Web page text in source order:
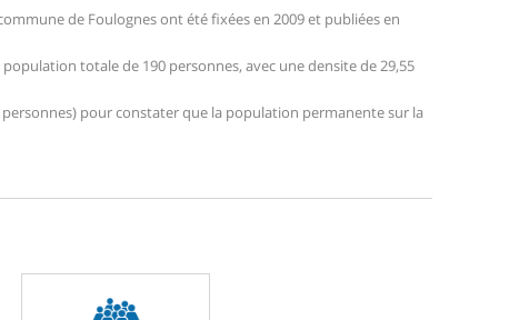
de Foulognes ont été fixées en 2009 et publiées en
totale de 190 personnes, avec une densite de 29,55
pour constater que la population permanente sur la